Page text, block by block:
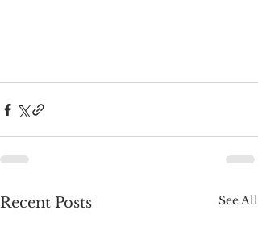
Recent Posts See All